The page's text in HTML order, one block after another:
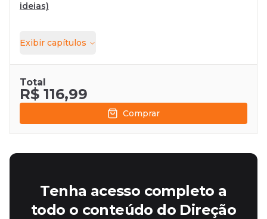
ideias)
Exibir capítulos
Total
R$ 116,99
Comprar
Tenha acesso completo a
todo o conteúdo do Direção